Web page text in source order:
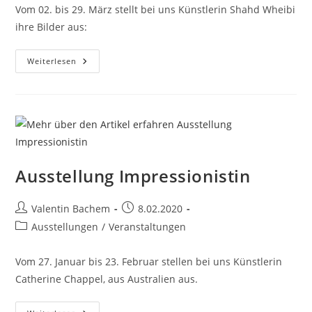
Vom 02. bis 29. März stellt bei uns Künstlerin Shahd Wheibi
ihre Bilder aus:
Weiterlesen Ausstellung
Von
Ausstellung Impressionistin
Beitrags-
Autor:
Valentin Bachem
Beitrag
veröffentlicht:
8.02.2020
Beitrags-
Ausstellungen / Veranstaltungen
Vom 27. Januar bis 23. Februar stellen bei uns Künstlerin
Catherine Chappel, aus Australien aus.